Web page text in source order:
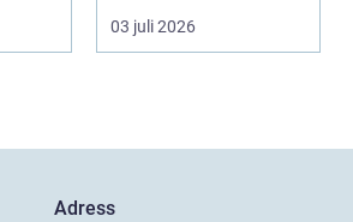
gång ell...
03 juli 2026
Adress